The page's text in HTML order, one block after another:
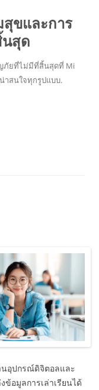
ขและการ
สุด
ภัยที่ไม่มีที่สิ้นสุดที่ Mi
าสนใจทุกรูปแบบ.
นอุปกรณ์ดิจิตอลและ
ข้อมูลการเล่าเรียนได้